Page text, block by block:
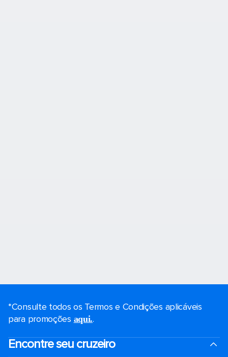
*Consulte todos os Termos e Condições aplicáveis ​​
para promoções aqui..
Encontre seu cruzeiro